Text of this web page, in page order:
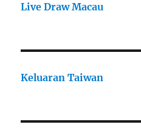
Live Draw Macau
Keluaran Taiwan